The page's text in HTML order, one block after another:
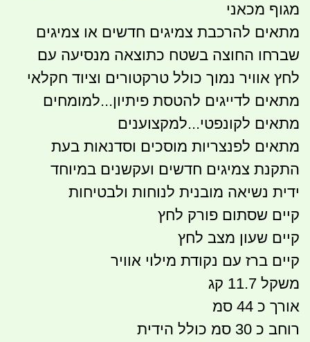
מגוף מכאני
מתאים להרכבת צמיגים חדשים או צמיגים
שברחו החוצה בשטח כתוצאה מנסיעה עם
לחץ אוויר נמוך כולל טרקטורים וציוד חקלאי
מתאים לדייגים להטסת פיתיון...למומחים
מתאים לקונפטי...למקצוענים
מתאים לפנצריות מוסכים וסדנאות בעת
התקנת צמיגים חדשים ועקשנים במיוחד
ידית נשיאה מובנית לנוחות ולבטיחות
קיים שסתום פורק לחץ
קיים שעון מצב לחץ
קיים ברז עם נקודת מילוי אוויר
משקל 11.7 קג
אורך כ 44 סמ
רוחב כ 30 סמ כולל הידית